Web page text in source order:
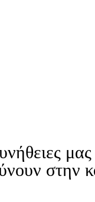
μας
στην